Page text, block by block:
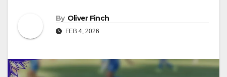
By Oliver Finch
FEB 4, 2026